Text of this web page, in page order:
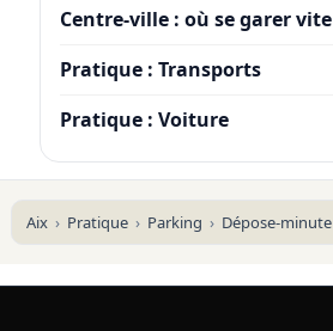
Centre-ville : où se garer vite
Pratique : Transports
Pratique : Voiture
Aix Pratique Parking Dépose-minute